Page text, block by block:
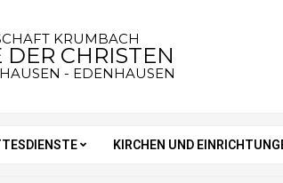
KRUMBACH
CHRISTEN
- EDENHAUSEN
KIRCHEN UND